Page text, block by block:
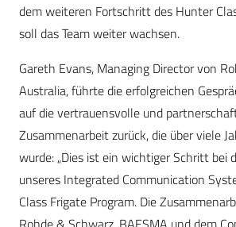
dem weiteren Fortschritt des Hunter
soll das Team weiter wachsen.
Gareth Evans, Managing Director von
Australia, führte die erfolgreichen
auf die vertrauensvolle und
Zusammenarbeit zurück, die über viele
wurde: „Dies ist ein wichtiger Schritt bei
unseres Integrated Communication
Class Frigate Program. Die